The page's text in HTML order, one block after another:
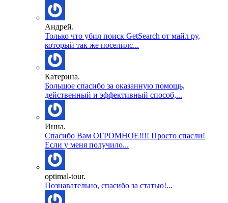
Андрей.
Только что убил поиск GetSearch от майл ру,
который так же поселилс...
Катерина.
Большое спасибо за оказанную помощь,
действенный и эффективный способ,...
Инна.
Спасибо Вам ОГРОМНОЕ!!!! Просто спасли!
Если у меня получило...
optimal-tour.
Познавательно, спасибо за статью!...